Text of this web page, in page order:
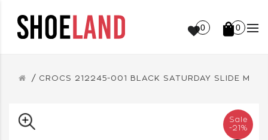
0 0
CROCS 212245-001 BLACK SATURDAY SLIDE M
Sale
-21%